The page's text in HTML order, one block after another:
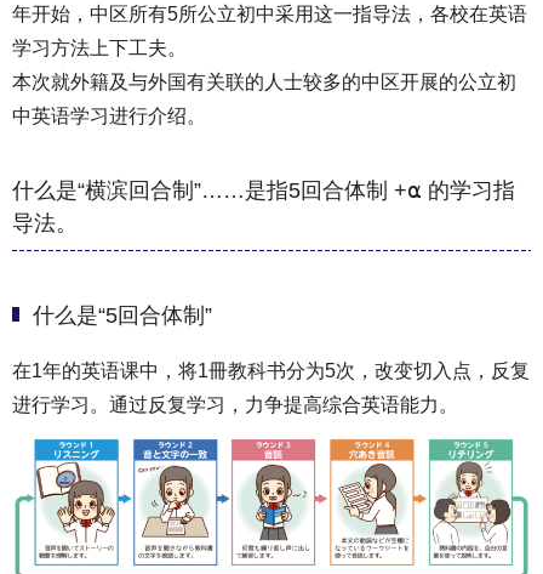
年开始，中区所有5所公立初中采用这一指导法，各校在英语
学习方法上下工夫。
本次就外籍及与外国有关联的人士较多的中区开展的公立初
中英语学习进行介绍。
什么是“横滨回合制”……是指5回合体制 +⍺ 的学习指
导法。
什么是“5回合体制”
在1年的英语课中，将1冊教科书分为5次，改变切入点，反复
进行学习。通过反复学习，力争提高综合英语能力。